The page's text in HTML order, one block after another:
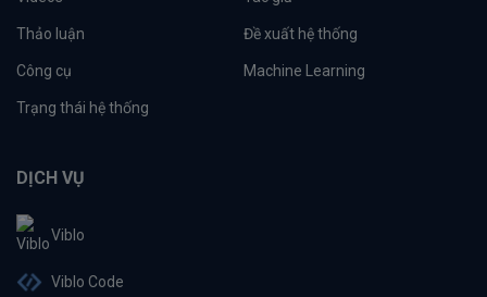
Thảo luận Đề xuất hệ thống
Công cụ Machine Learning
Trạng thái hệ thống
DỊCH VỤ
Viblo
Viblo Code